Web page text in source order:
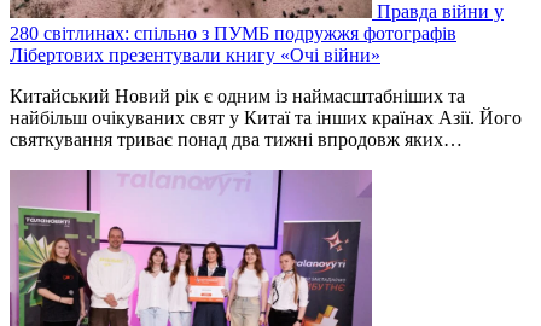
Правда війни у
280 світлинах: спільно з ПУМБ подружжя фотографів
Лібертових презентували книгу «Очі війни»
Китайський Новий рік є одним із наймасштабніших та
найбільш очікуваних свят у Китаї та інших країнах Азії. Його
святкування триває понад два тижні впродовж яких…